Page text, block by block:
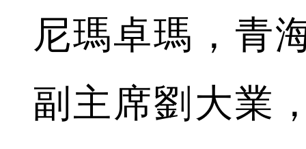
尼瑪卓瑪，青
副主席劉大業